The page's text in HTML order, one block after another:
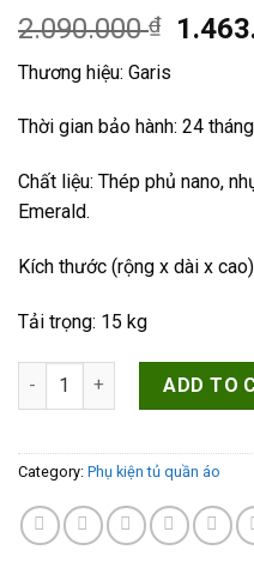
2.090.000₫
Thương hiệu: Garis
Thời gian bảo hành: 24 tháng
Chất liệu: Thép phủ nano,
Emerald.
Kích thước (rộng x dài x
Tải trọng: 15 kg
GIÁ TREO QUẦN ÂU ĐƠN
ADD TO
Category: Phụ kiện tủ quần áo